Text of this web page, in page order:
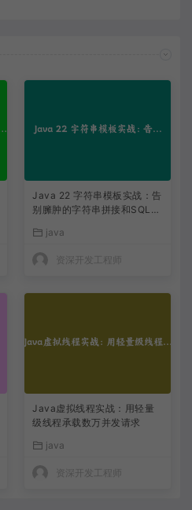
Java 22 字符串模板实战：告
别臃肿的字符串拼接和SQL注
java
资深开发工程师
Java虚拟线程实战：用轻量
级线程承载数万并发请求
java
资深开发工程师